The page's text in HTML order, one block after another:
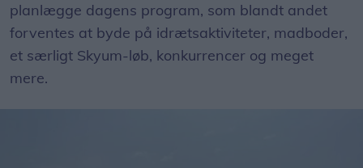
planlægge dagens program, som blandt andet
forventes at byde på idrætsaktiviteter, madboder,
et særligt Skyum-løb, konkurrencer og meget
mere.